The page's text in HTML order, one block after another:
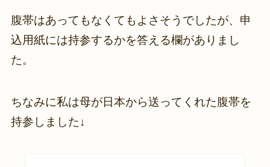
腹帯はあってもなくてもよさそうでしたが、申
込用紙には持参するかを答える欄がありまし
た。
ちなみに私は母が日本から送ってくれた腹帯を
持参しました↓